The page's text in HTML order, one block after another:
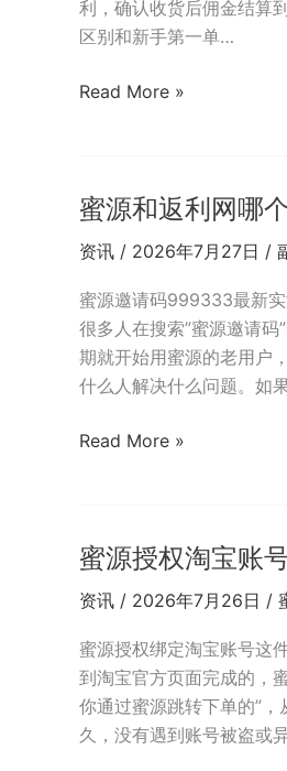
利
周
期
请
999333
消
费
省
钱
攻
略
利，确认收货后佣金结算
区别和新手第一单…
蜜
码
注
册
后
第
一
怎
能
到
账
返
利
Read More »
蜜源和返利网哪
资讯 / 2026年7月27日 /
蜜源邀请码999333最新
很多人在搜索”蜜源邀请
期就开始用蜜源的老用户
什么人解决什么问题。如
蜜
利
哪
个
好？
邀
请
Read More »
蜜源授权淘宝账
资讯 / 2026年7月26日 /
蜜源授权绑定淘宝账号这
到淘宝官方页面完成的，
你通过蜜源跳转下单的”
久，没有遇到账号被盗或